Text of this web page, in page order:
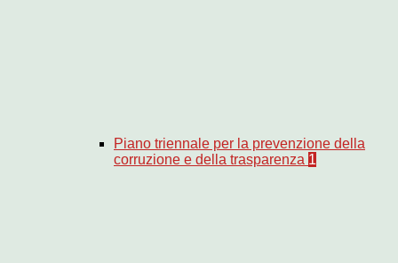
Piano triennale per la prevenzione della
corruzione e della trasparenza 1